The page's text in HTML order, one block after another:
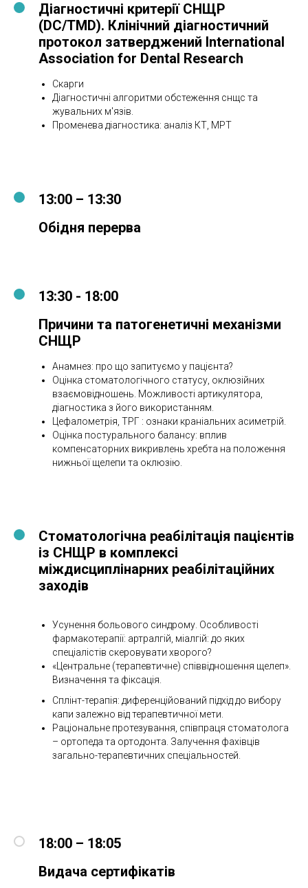
Діагностичні критерії СНЩР
(DC/TMD). Клінічний діагностичний
протокол затверджений International
Association for Dental Research
Скарги
Діагностичні алгоритми обстеження снщс та
жувальних м'язів.
Променева діагностика: аналіз КТ, МРТ
13:00 – 13:30
Обідня перерва
13:30 - 18:00
Причини та патогенетичні механізми
СНЩР
Анамнез: про що запитуємо у пацієнта?
Оцінка стоматологічного статусу, оклюзійних
взаємовідношень. Можливості артикулятора,
діагностика з його використанням.
Цефалометрія, ТРГ : ознаки краніальних асиметрій.
Оцінка постурального балансу: вплив
компенсаторних викривлень хребта на положення
нижньої щелепи та оклюзію.
Стоматологічна реабілітація пацієнтів
із СНЩР в комплексі
міждисциплінарних реабілітаційних
заходів
Усунення больового синдрому. Особливості
фармакотерапії: артралгій, міалгій: до яких
спеціалістів скеровувати хворого?
«Центральне (терапевтичне) співвідношення щелеп».
Визначення та фіксація.
Сплінт-терапія: диференційований підхід до вибору
капи залежно від терапевтичної мети.
Раціональне протезування, співпраця стоматолога
– ортопеда та ортодонта. Залучення фахівців
загально-терапевтичних спеціальностей.
18:00 – 18:05
Видача сертифікатів